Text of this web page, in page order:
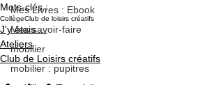
Mes Livres : Ebook
Mes savoir-faire
mobilier
mobilier : pupitres
Mots-clés :
CollègeClub de loisirs créatifs
J'y étais ...
Ateliers
Club de Loisirs créatifs